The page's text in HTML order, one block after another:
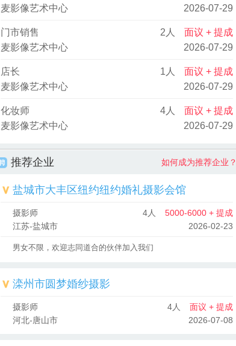
麦影像艺术中心
2026-07-29
门市销售 2人
面议 + 提成
麦影像艺术中心
2026-07-29
店长 1人
面议 + 提成
麦影像艺术中心
2026-07-29
化妆师 4人
面议 + 提成
麦影像艺术中心
2026-07-29
推荐企业 如何成为推荐企业？
盐城市大丰区纽约纽约婚礼摄影会馆
摄影师 4人
5000-6000 + 提成
江苏-盐城市
2026-02-23
男女不限，欢迎志同道合的伙伴加入我们
滦州市圆梦婚纱摄影
摄影师 4人
面议 + 提成
河北-唐山市
2026-07-08